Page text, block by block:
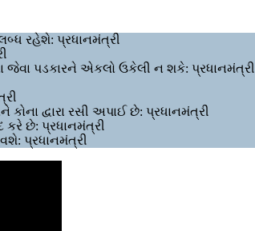
રહેશે: પ્રધાનમંત્રી
જેવા પડકારને એકલો ઉકેલી ન શકે: પ્રધાનમંત્રી
દ્વારા રસી અપાઈ છે: પ્રધાનમંત્રી
છે: પ્રધાનમંત્રી
પ્રધાનમંત્રી